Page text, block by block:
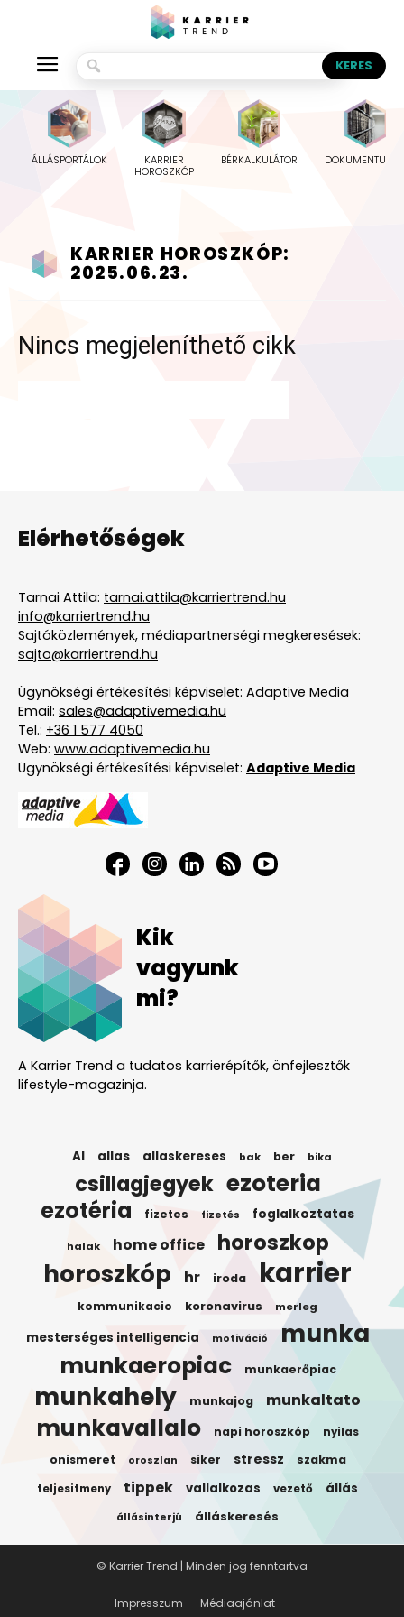
ÁLLÁSPORTÁLOK
KARRIER
HOROSZKÓP
BÉRKALKULÁTOR
KARRIER HOROSZKÓP:
2025.06.23.
Nincs megjeleníthető cikk
Elérhetőségek
Tarnai Attila: tarnai.attila@karriertrend.hu
info@karriertrend.hu
Sajtóközlemények, médiapartnerségi megkeresések:
sajto@karriertrend.hu
Ügynökségi értékesítési képviselet: Adaptive Media
Email: sales@adaptivemedia.hu
Tel.: +36 1 577 4050
Web: www.adaptivemedia.hu
Ügynökségi értékesítési képviselet: Adaptive Media
Kik
vagyunk
mi?
A Karrier Trend a tudatos karrierépítők, önfejlesztők
lifestyle-magazinja.
AI allas allaskereses bak ber bika
csillagjegyek ezoteria
ezotéria fizetes fizetés foglalkoztatas
halak home office horoszkop
horoszkóp hr iroda karrier
kommunikacio koronavirus merleg
mesterséges intelligencia motiváció munka
munkaeropiac munkaerőpiac
munkahely munkajog munkaltato
munkavallalo napi horoszkóp nyilas
onismeret oroszlan siker stressz szakma
teljesitmeny tippek vallalkozas vezető állás
állásinterjú álláskeresés
Impresszum Médiaajánlat
© Karrier Trend | Minden jog fenntartva